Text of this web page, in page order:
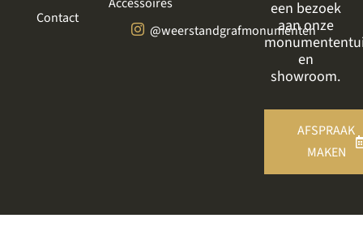
Contact
@weerstandgrafmonumenten
een bezoek
aan onze
en
showroom.
AFSPRAAK
MAKEN